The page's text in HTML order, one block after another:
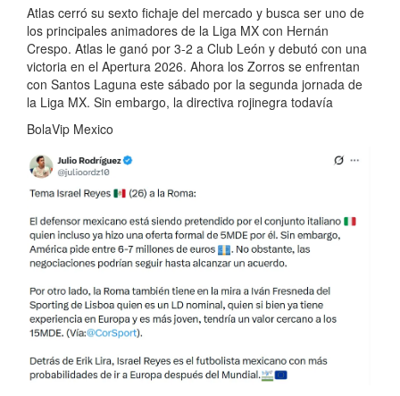
Atlas cerró su sexto fichaje del mercado y busca ser uno de
los principales animadores de la Liga MX con Hernán
Crespo. Atlas le ganó por 3-2 a Club León y debutó con una
victoria en el Apertura 2026. Ahora los Zorros se enfrentan
con Santos Laguna este sábado por la segunda jornada de
la Liga MX. Sin embargo, la directiva rojinegra todavía
BolaVip Mexico